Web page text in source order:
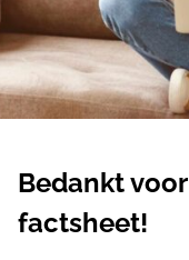
Bedankt
factsheet!